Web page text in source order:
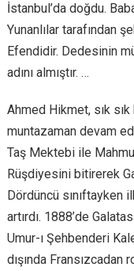
İstanbul’da doğdu.
Yunanlılar tarafından
Efendidir. Dedesinin
adını almıştır. …
Ahmed Hikmet, sık
muntazaman devam
Taş Mektebi ile
Rüşdiyesini bitirerek
Dördüncü sınıftayken
artırdı. 1888’de
Umur-ı Şehbenderi
dışında